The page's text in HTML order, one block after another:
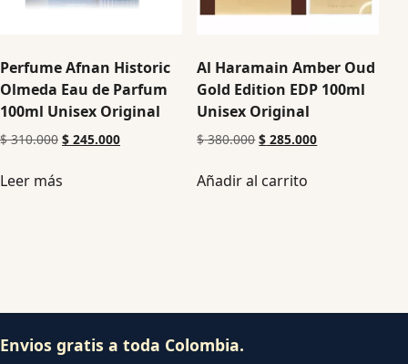
Perfume Afnan Historic
Olmeda Eau de Parfum
100ml Unisex Original
$310.000 $ 245.000
Leer más
Al Haramain Amber Oud
Gold Edition EDP 100ml
Unisex Original
$380.000 $ 285.000
Añadir al carrito
Envios gratis a toda Colombia.